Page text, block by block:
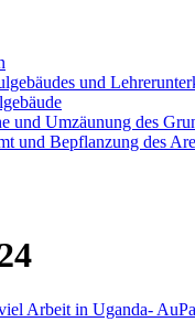
und
und Umzäunung des
und Bepflanzung des